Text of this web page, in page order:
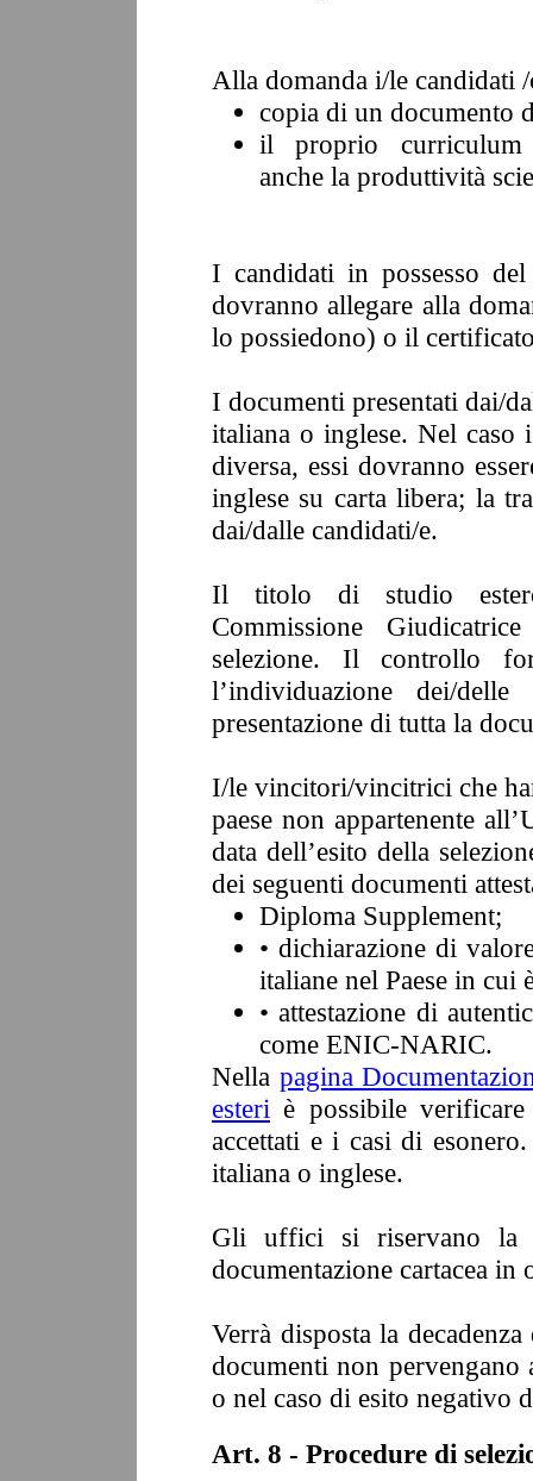
Alla domanda i/le candidati
copia di un documento
il proprio curriculum
anche la produttività
I candidati in possesso
dovranno allegare alla
lo possiedono) o il
I documenti presentati dai/
italiana o inglese. Nel
diversa, essi dovranno
inglese su carta libera; la
dai/dalle candidati/e.
Il titolo di studio
Commissione
selezione. Il controllo
l’individuazione dei/
presentazione di tutta la
I/le vincitori/vincitrici che
paese non appartenente
data dell’esito della
dei seguenti documenti
Diploma Supplement;
• dichiarazione di
italiane nel Paese in cui
• attestazione di
come ENIC-NARIC.
Nella pagina
esteri è possibile
accettati e i casi di
italiana o inglese.
Gli uffici si riservano la
documentazione cartacea
Verrà disposta la
documenti non
o nel caso di esito negativo
Art. 8 - Procedure di